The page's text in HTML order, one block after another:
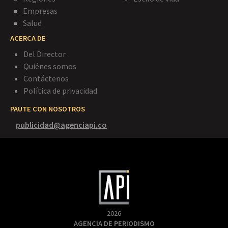
Empresas
Salud
ACERCA DE
Del Director
Quiénes somos
Contáctenos
Política de privacidad
PAUTE CON NOSOTROS
publicidad@agenciapi.co
2026
AGENCIA DE PERIODISMO